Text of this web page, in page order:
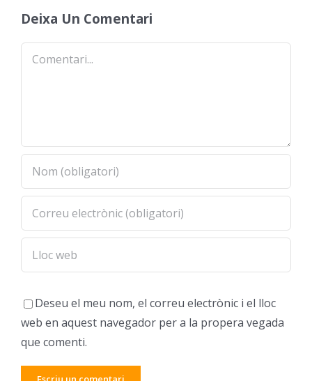
Deixa Un Comentari
Comentari
Deseu el meu nom, el correu electrònic i el lloc
web en aquest navegador per a la propera vegada
que comenti.